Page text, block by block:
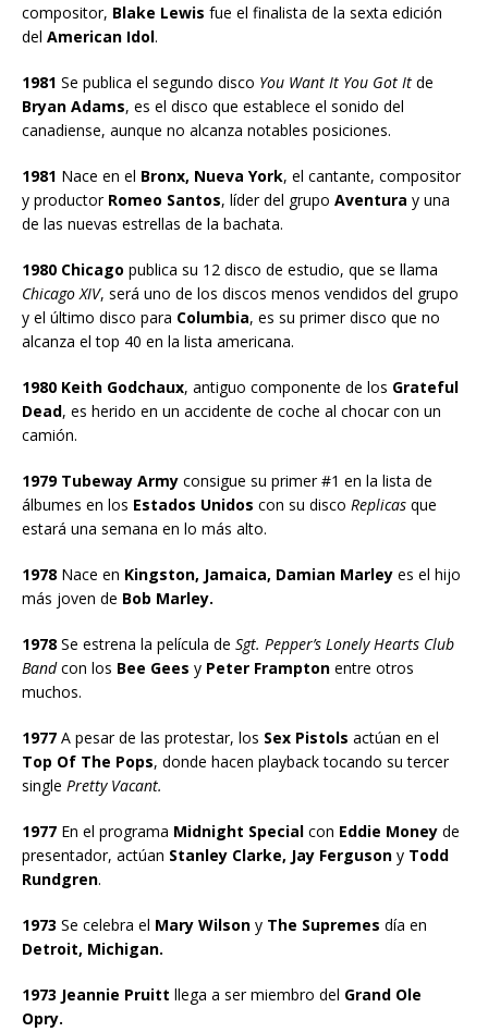
compositor, Blake Lewis fue el finalista de la sexta edición
del American Idol.
1981 Se publica el segundo disco You Want It You Got It de
Bryan Adams, es el disco que establece el sonido del
canadiense, aunque no alcanza notables posiciones.
1981 Nace en el Bronx, Nueva York, el cantante, compositor
y productor Romeo Santos, líder del grupo Aventura y una
de las nuevas estrellas de la bachata.
1980 Chicago publica su 12 disco de estudio, que se llama
Chicago XIV, será uno de los discos menos vendidos del grupo
y el último disco para Columbia, es su primer disco que no
alcanza el top 40 en la lista americana.
1980 Keith Godchaux, antiguo componente de los Grateful
Dead, es herido en un accidente de coche al chocar con un
camión.
1979 Tubeway Army consigue su primer #1 en la lista de
álbumes en los Estados Unidos con su disco Replicas que
estará una semana en lo más alto.
1978 Nace en Kingston, Jamaica, Damian Marley es el hijo
más joven de Bob Marley.
1978 Se estrena la película de Sgt. Pepper’s Lonely Hearts Club
Bandcon los Bee Gees y Peter Frampton entre otros
muchos.
1977 A pesar de las protestar, los Sex Pistols actúan en el
Top Of The Pops, donde hacen playback tocando su tercer
single Pretty Vacant.
1977 En el programa Midnight Special con Eddie Money de
presentador, actúan Stanley Clarke, Jay Ferguson y Todd
Rundgren.
1973 Se celebra el Mary Wilson y The Supremes día en
Detroit, Michigan.
1973 Jeannie Pruitt llega a ser miembro del Grand Ole
Opry.